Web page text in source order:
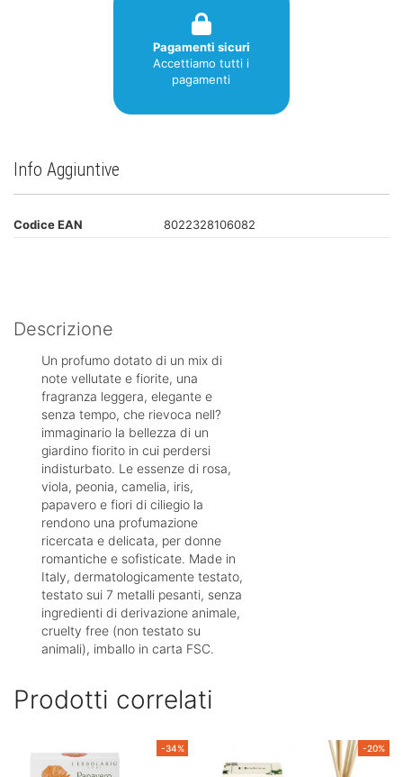
Pagamenti sicuri
Accettiamo tutti i
pagamenti
Info Aggiuntive
Codice EAN 8022328106082
Descrizione
Un profumo dotato di un mix di
note vellutate e fiorite, una
fragranza leggera, elegante e
senza tempo, che rievoca nell?
immaginario la bellezza di un
giardino fiorito in cui perdersi
indisturbato. Le essenze di rosa,
viola, peonia, camelia, iris,
papavero e fiori di ciliegio la
rendono una profumazione
ricercata e delicata, per donne
romantiche e sofisticate. Made in
Italy, dermatologicamente testato,
testato sui 7 metalli pesanti, senza
ingredienti di derivazione animale,
cruelty free (non testato su
animali), imballo in carta FSC.
Prodotti correlati
-34% -20%